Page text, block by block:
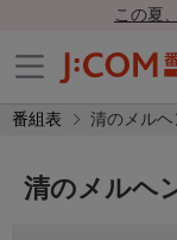
この夏
番組表 清のメル
清のメルヘ